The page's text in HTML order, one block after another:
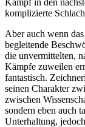
komplizierte
Aber auch wenn
begleitende
die unvermittelten,
Kämpfe zuweilen
fantastisch.
seinen Charakter
zwischen
sondern eben auch
Unterhaltung,